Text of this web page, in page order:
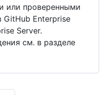
или проверенными
Enterprise
Server.
см. в разделе